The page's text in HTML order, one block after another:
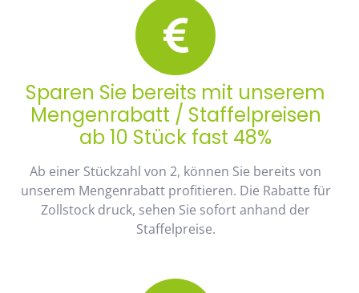
Sparen Sie bereits mit unserem
Mengenrabatt / Staffelpreisen
ab 10 Stück fast 48%
Ab einer Stückzahl von 2, können Sie bereits von
unserem Mengenrabatt profitieren. Die Rabatte für
Zollstock druck, sehen Sie sofort anhand der
Staffelpreise.